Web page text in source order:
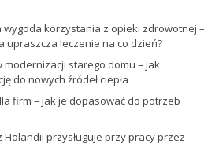
wygoda korzystania z opieki zdrowotnej –
upraszcza leczenie na co dzień?
modernizacji starego domu – jak
do nowych źródeł ciepła
firm – jak je dopasować do potrzeb
Holandii przysługuje przy pracy przez